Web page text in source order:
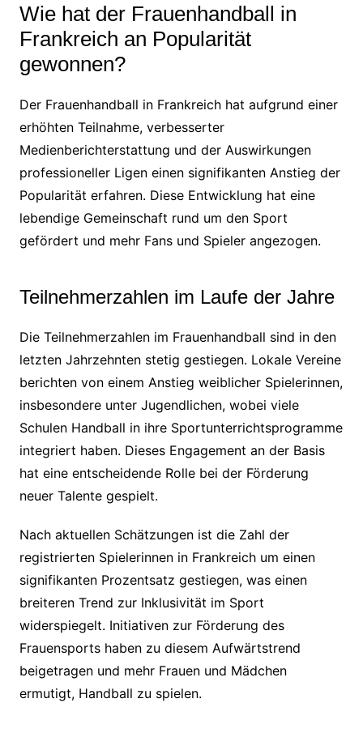
Wie hat der Frauenhandball in
Frankreich an Popularität
gewonnen?
Der Frauenhandball in Frankreich hat aufgrund einer
erhöhten Teilnahme, verbesserter
Medienberichterstattung und der Auswirkungen
professioneller Ligen einen signifikanten Anstieg der
Popularität erfahren. Diese Entwicklung hat eine
lebendige Gemeinschaft rund um den Sport
gefördert und mehr Fans und Spieler angezogen.
Teilnehmerzahlen im Laufe der Jahre
Die Teilnehmerzahlen im Frauenhandball sind in den
letzten Jahrzehnten stetig gestiegen. Lokale Vereine
berichten von einem Anstieg weiblicher Spielerinnen,
insbesondere unter Jugendlichen, wobei viele
Schulen Handball in ihre Sportunterrichtsprogramme
integriert haben. Dieses Engagement an der Basis
hat eine entscheidende Rolle bei der Förderung
neuer Talente gespielt.
Nach aktuellen Schätzungen ist die Zahl der
registrierten Spielerinnen in Frankreich um einen
signifikanten Prozentsatz gestiegen, was einen
breiteren Trend zur Inklusivität im Sport
widerspiegelt. Initiativen zur Förderung des
Frauensports haben zu diesem Aufwärtstrend
beigetragen und mehr Frauen und Mädchen
ermutigt, Handball zu spielen.